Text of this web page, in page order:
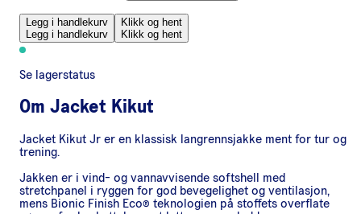
Legg i handlekurv
Legg i handlekurv
Klikk og hent
Klikk og hent
Se lagerstatus
Om Jacket Kikut
Jacket Kikut Jr er en klassisk langrennsjakke ment for tur og
trening.
Jakken er i vind- og vannavvisende softshell med
stretchpanel i ryggen for god bevegelighet og ventilasjon,
mens Bionic Finish Eco® teknologien på stoffets overflate